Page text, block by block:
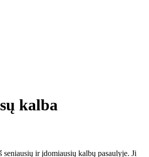
kalba
seniausių ir įdomiausių kalbų pasaulyje. Ji